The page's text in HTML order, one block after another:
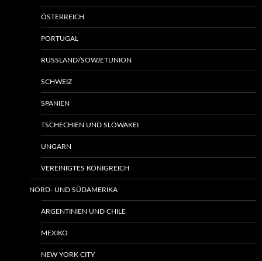
ÖSTERREICH
PORTUGAL
RUSSLAND/SOWJETUNION
SCHWEIZ
SPANIEN
TSCHECHIEN UND SLOWAKEI
UNGARN
VEREINIGTES KÖNIGREICH
NORD- UND SÜDAMERIKA
ARGENTINIEN UND CHILE
MEXIKO
NEW YORK CITY